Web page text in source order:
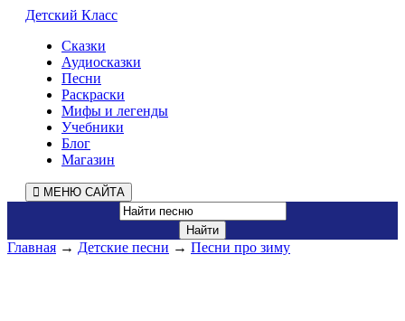
Детский Класс
Сказки
Аудиосказки
Песни
Раскраски
Мифы и легенды
Учебники
Блог
Магазин
МЕНЮ САЙТА
Главная → Детские песни → Песни про зиму